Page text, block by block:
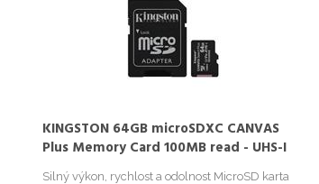
KINGSTON 64GB microSDXC CANVAS
Plus Memory Card 100MB read - UHS-I
class 10 Gen 3
Silný výkon, rychlost a odolnost MicroSD karta